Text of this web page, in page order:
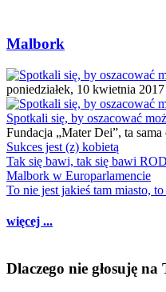
Malbork
poniedziałek, 10 kwietnia
Spotkali się, by oszacować
Fundacja „Mater Dei”, ta
Sukces jest (z) kobietą
Tak się bawi, tak się bawi
Malbork w Europarlamencie
To nie jest jakieś tam miasto,
więcej ...
Dlaczego nie głosuję na